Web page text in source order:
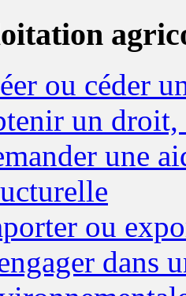
ou céder
un droit,
une
ou
dans